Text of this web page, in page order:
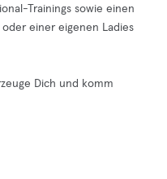
Trainings sowie einen
einer eigenen Ladies
Dich und komm